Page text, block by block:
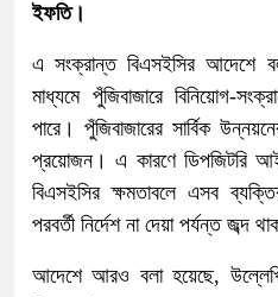
ইফতি।
এ সংক্রান্ত বিএসইসির আদেশে
মাধ্যমে পুঁজিবাজারে বিনিয়োগ-
পারে। পুঁজিবাজারের সার্বিক
প্রয়োজন। এ কারণে ডিপজিটরি
বিএসইসির ক্ষমতাবলে এসব
পরবর্তী নির্দেশ না দেয়া পর্যন্ত জব্দ
আদেশে আরও বলা হয়েছে,